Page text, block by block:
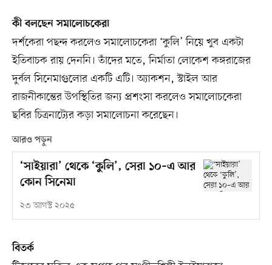
কী বলছেন সমালোচকেরা
দর্শকেরা পছন্দ করলেও সমালোচকেরা ‘কুলি’ নিয়ে খুব একটা
ইতিবাচক রায় দেননি। তাঁদের মতে, নির্মাতা লোকেশ কঙ্গরাজের
দুর্বল সিনেমাগুলোর একটি এটি। অ্যাকশন, স্টাইল আর
রাজনীকান্তের উপস্থিতির জন্য প্রশংসা করলেও সমালোচকেরা
ছবির চিত্রনাট্যের কড়া সমালোচনা করেছেন।
আরও পড়ুন
‘সাইয়ারা’ থেকে ‘কুলি’, সেরা ১০–এ আর
কোন সিনেমা
২৩ আগস্ট ২০২৫
বিতর্ক